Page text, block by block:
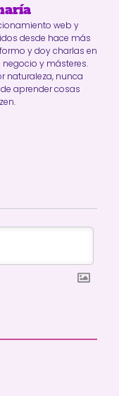
web y
desde hace más
y doy charlas en
y másteres.
naturaleza, nunca
aprender cosas